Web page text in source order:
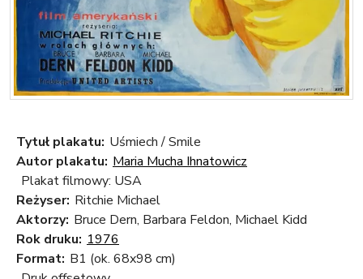
Tytuł plakatu: Uśmiech / Smile
Autor plakatu: Maria Mucha Ihnatowicz
Plakat filmowy: USA
Reżyser: Ritchie Michael
Aktorzy: Bruce Dern, Barbara Feldon, Michael Kidd
Rok druku: 1976
Format: B1 (ok. 68x98 cm)